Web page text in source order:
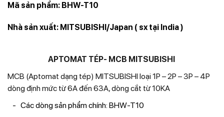
Mã sản phẩm: BHW-T10
Nhà sản xuất: MITSUBISHI/Japan ( sx tại India )
APTOMAT TÉP- MCB MITSUBISHI
MCB (Aptomat dạng tép) MITSUBISHI loại 1P – 2P – 3P – 4P
dòng định mức từ 6A đến 63A, dòng cắt từ 10KA
Các dòng sản phẩm chính: BHW-T10